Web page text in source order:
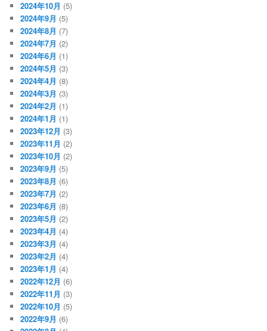
2024年10月 (5)
2024年9月 (5)
2024年8月 (7)
2024年7月 (2)
2024年6月 (1)
2024年5月 (3)
2024年4月 (8)
2024年3月 (3)
2024年2月 (1)
2024年1月 (1)
2023年12月 (3)
2023年11月 (2)
2023年10月 (2)
2023年9月 (5)
2023年8月 (6)
2023年7月 (2)
2023年6月 (8)
2023年5月 (2)
2023年4月 (4)
2023年3月 (4)
2023年2月 (4)
2023年1月 (4)
2022年12月 (6)
2022年11月 (3)
2022年10月 (5)
2022年9月 (6)